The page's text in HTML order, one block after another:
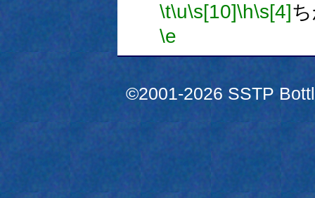
\t\u\s[10]\h\s[4]
\e
©2001-2026 SSTP